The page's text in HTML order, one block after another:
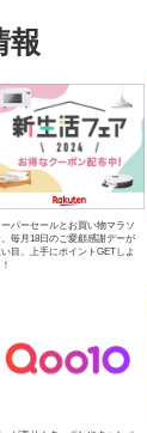
報
ーパーセールとお買い物マラソ
。毎月18日のご愛顧感謝デーが
目。上手にポイントGETしよ